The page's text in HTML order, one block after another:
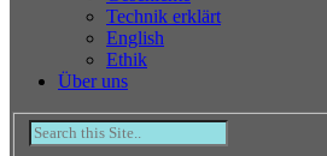
Technik erklärt
English
Ethik
Über uns